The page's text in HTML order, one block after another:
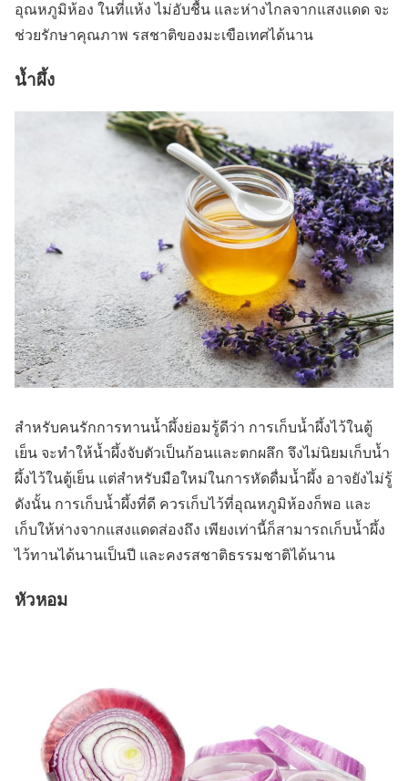
อุณหภูมิห้อง ในที่แห้ง ไม่อับชื้น และห่างไกลจากแสงแดด จะ
ช่วยรักษาคุณภาพ รสชาติของมะเขือเทศได้นาน
น้ำผึ้ง
สำหรับคนรักการทานน้ำผึ้งย่อมรู้ดีว่า การเก็บน้ำผึ้งไว้ในตู้
เย็น จะทำให้น้ำผึ้งจับตัวเป็นก้อนและตกผลึก จึงไม่นิยมเก็บน้ำ
ผึ้งไว้ในตู้เย็น แต่สำหรับมือใหม่ในการหัดดื่มน้ำผึ้ง อาจยังไม่รู้
ดังนั้น การเก็บน้ำผึ้งที่ดี ควรเก็บไว้ที่อุณหภูมิห้องก็พอ และ
เก็บให้ห่างจากแสงแดดส่องถึง เพียงเท่านี้ก็สามารถเก็บน้ำผึ้ง
ไว้ทานได้นานเป็นปี และคงรสชาติธรรมชาติได้นาน
หัวหอม